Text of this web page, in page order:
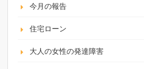
今月の報告
住宅ローン
大人の女性の発達障害